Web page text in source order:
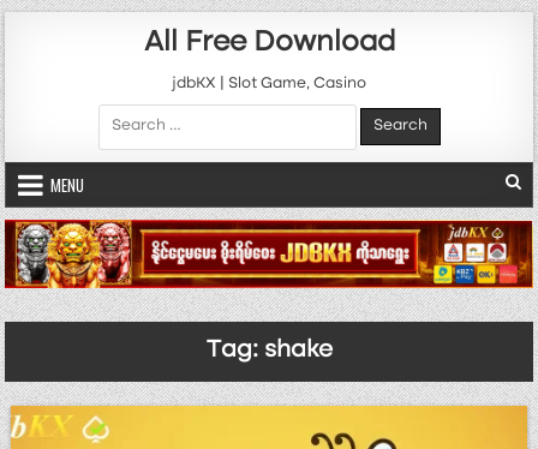
Skip to content
All Free Download
jdbKX | Slot Game, Casino
Search for:
MENU
Tag: shake